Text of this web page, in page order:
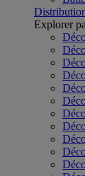
Explorer